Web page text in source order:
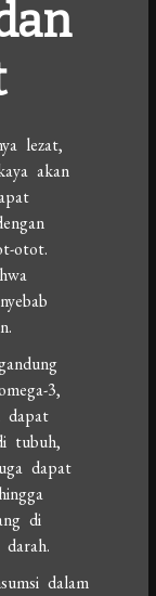
lezat,
akan
otot.
3,
dapat
tubuh,
dapat
di
dalam